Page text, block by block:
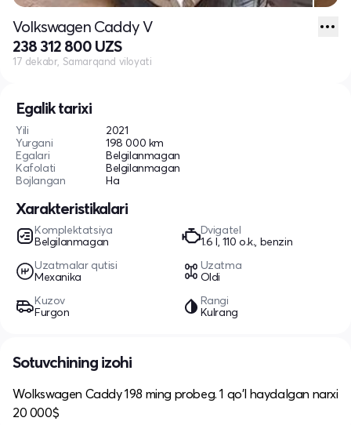
Egalik tarixi
Yili
2021
Yurgani
198 000 km
Egalari
Belgilanmagan
Kafolati
Belgilanmagan
Bojlangan
Ha
Xarakteristikalari
Komplektatsiya
Belgilanmagan
Dvigatel
1.6 l, 110 o.k., benzin
Uzatmalar qutisi
Mexanika
Uzatma
Oldi
Kuzov
Furgon
Rangi
Kulrang
Volkswagen Caddy V
238 312 800 UZS
17 dekabr, Samarqand viloyati
Sotuvchining izohi
Wolkswagen Caddy 198 ming probeg. 1 qo'l haydalgan narxi
20 000$